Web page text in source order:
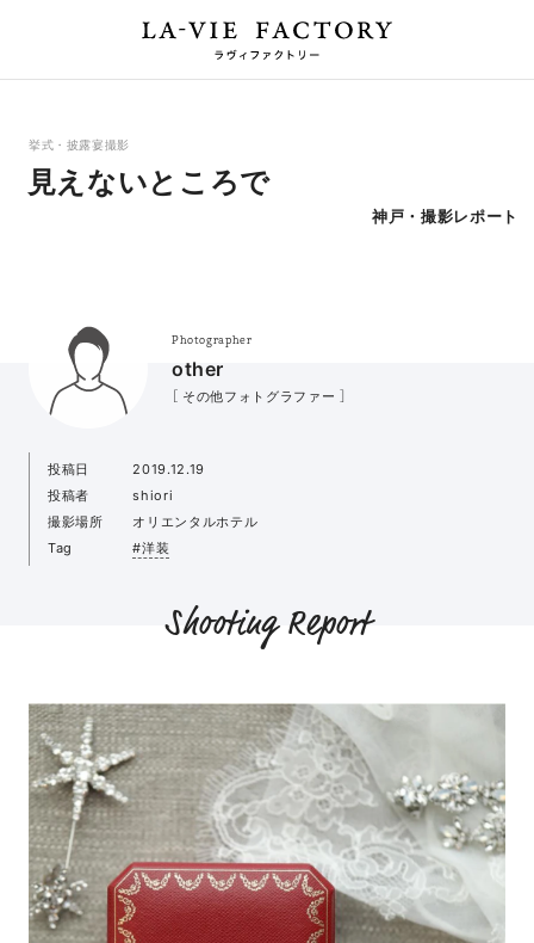
挙式・披露宴撮影
見えないところで
神戸・撮影レポート
Photographer
other
［ その他フォトグラファー ］
投稿日
2019.12.19
投稿者
shiori
撮影場所
オリエンタルホテル
Tag
#洋装
Shooting Report